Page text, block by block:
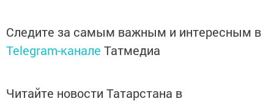
Следите за самым важным и интересным в
Telegram-канале Татмедиа
Читайте новости Татарстана в